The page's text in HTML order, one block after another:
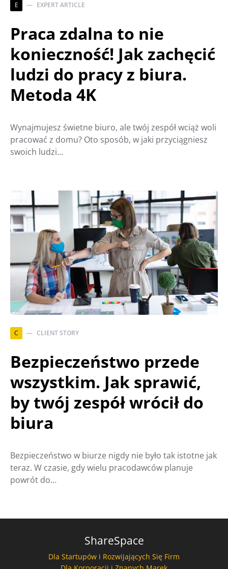
E EXPERT ARTICLE
Praca zdalna to nie
konieczność! Jak zachęcić
ludzi do pracy z biura.
Metoda 4K
Wynajmujesz świetne biuro, ale twój zespół wciąż woli
pracować z domu? Oto sposób, w jaki przyciągniesz
swoich ludzi…
C CLIENT STORY
Bezpieczeństwo przede
wszystkim. Jak sprawić,
by twój zespół wrócił do
biura
Bezpieczeństwo w biurze nigdy nie było tak istotne jak
teraz. W czasie, gdy wielu pracodawców planuje
powrót do…
ShareSpace
Dla Startupów i Rozwijających Się Firm